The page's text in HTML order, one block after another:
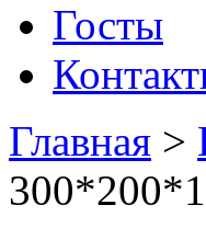
Госты
Главная >